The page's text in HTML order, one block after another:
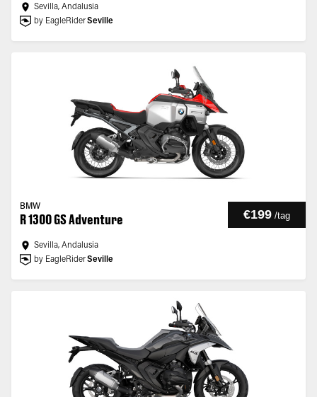
Sevilla, Andalusia
by EagleRiderSeville
BMW
R 1300 GS Adventure €199 /tag
Sevilla, Andalusia
by EagleRiderSeville